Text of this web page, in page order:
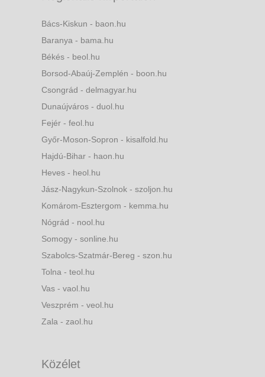
Bács-Kiskun - baon.hu
Baranya - bama.hu
Békés - beol.hu
Borsod-Abaúj-Zemplén - boon.hu
Csongrád - delmagyar.hu
Dunaújváros - duol.hu
Fejér - feol.hu
Győr-Moson-Sopron - kisalfold.hu
Hajdú-Bihar - haon.hu
Heves - heol.hu
Jász-Nagykun-Szolnok - szoljon.hu
Komárom-Esztergom - kemma.hu
Nógrád - nool.hu
Somogy - sonline.hu
Szabolcs-Szatmár-Bereg - szon.hu
Tolna - teol.hu
Vas - vaol.hu
Veszprém - veol.hu
Zala - zaol.hu
Közélet